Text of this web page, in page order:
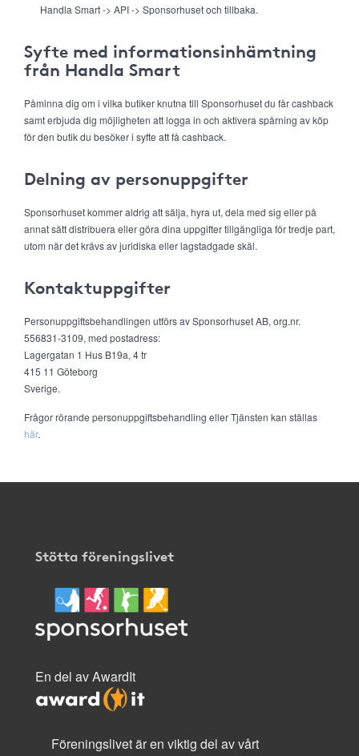
Handla Smart -> API -> Sponsorhuset och tillbaka.
Syfte med informationsinhämtning
från Handla Smart
Påminna dig om i vilka butiker knutna till Sponsorhuset du får cashback
samt erbjuda dig möjligheten att logga in och aktivera spårning av köp
för den butik du besöker i syfte att få cashback.
Delning av personuppgifter
Sponsorhuset kommer aldrig att sälja, hyra ut, dela med sig eller på
annat sätt distribuera eller göra dina uppgifter tillgängliga för tredje part,
utom när det krävs av juridiska eller lagstadgade skäl.
Kontaktuppgifter
Personuppgiftsbehandlingen utförs av Sponsorhuset AB, org.nr.
556831-3109, med postadress:
Lagergatan 1 Hus B19a, 4 tr
415 11 Göteborg
Sverige.
Frågor rörande personuppgiftsbehandling eller Tjänsten kan ställas
här.
Stötta föreningslivet
En del av AwardIt
Föreningslivet är en viktig del av vårt